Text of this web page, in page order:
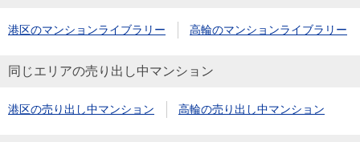
港区のマンションライブラリー 高輪のマンションライブラリー
同じエリアの売り出し中マンション
港区の売り出し中マンション 高輪の売り出し中マンション